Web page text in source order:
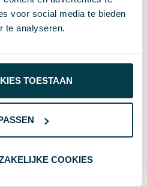
voor social media te bieden
te analyseren.
TOESTAAN
COOKIES
midocean